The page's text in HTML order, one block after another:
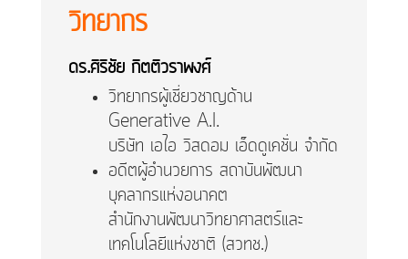
วิทยากร
ดร.ศิริชัย กิตติวราพงศ์
วิทยากรผู้เชี่ยวชาญด้าน
Generative A.I.
บริษัท เอไอ วิสดอม เอ็ดดูเคชั่น จำกัด
อดีตผู้อำนวยการ สถาบันพัฒนา
บุคลากรแห่งอนาคต
สำนักงานพัฒนาวิทยาศาสตร์และ
เทคโนโลยีแห่งชาติ (สวทช.)